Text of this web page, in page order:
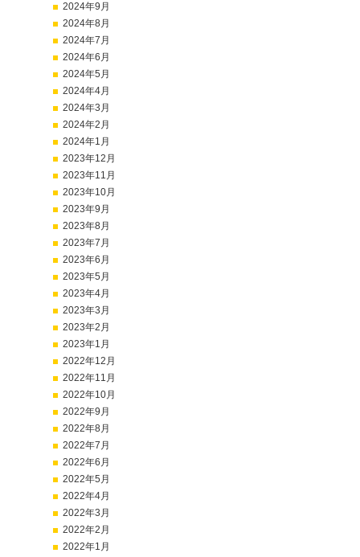
2024年9月
2024年8月
2024年7月
2024年6月
2024年5月
2024年4月
2024年3月
2024年2月
2024年1月
2023年12月
2023年11月
2023年10月
2023年9月
2023年8月
2023年7月
2023年6月
2023年5月
2023年4月
2023年3月
2023年2月
2023年1月
2022年12月
2022年11月
2022年10月
2022年9月
2022年8月
2022年7月
2022年6月
2022年5月
2022年4月
2022年3月
2022年2月
2022年1月